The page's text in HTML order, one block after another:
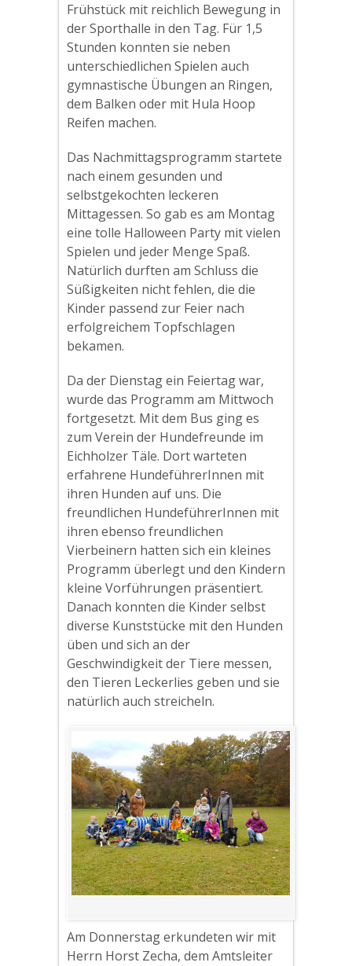
Frühstück mit reichlich Bewegung in
der Sporthalle in den Tag. Für 1,5
Stunden konnten sie neben
unterschiedlichen Spielen auch
gymnastische Übungen an Ringen,
dem Balken oder mit Hula Hoop
Reifen machen.
Das Nachmittagsprogramm startete
nach einem gesunden und
selbstgekochten leckeren
Mittagessen. So gab es am Montag
eine tolle Halloween Party mit vielen
Spielen und jeder Menge Spaß.
Natürlich durften am Schluss die
Süßigkeiten nicht fehlen, die die
Kinder passend zur Feier nach
erfolgreichem Topfschlagen
bekamen.
Da der Dienstag ein Feiertag war,
wurde das Programm am Mittwoch
fortgesetzt. Mit dem Bus ging es
zum Verein der Hundefreunde im
Eichholzer Täle. Dort warteten
erfahrene HundeführerInnen mit
ihren Hunden auf uns. Die
freundlichen HundeführerInnen mit
ihren ebenso freundlichen
Vierbeinern hatten sich ein kleines
Programm überlegt und den Kindern
kleine Vorführungen präsentiert.
Danach konnten die Kinder selbst
diverse Kunststücke mit den Hunden
üben und sich an der
Geschwindigkeit der Tiere messen,
den Tieren Leckerlies geben und sie
natürlich auch streicheln.
Am Donnerstag erkundeten wir mit
Herrn Horst Zecha, dem Amtsleiter